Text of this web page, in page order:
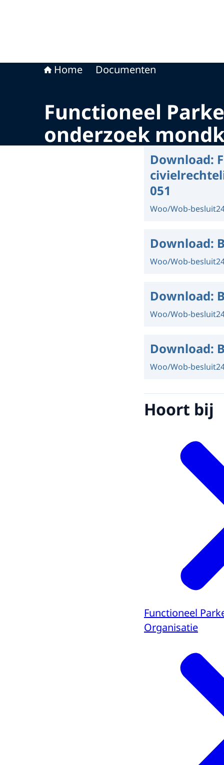
Home Documenten
Functioneel
onderzoek
Download:
051
Woo/Wob-besluit
Download:
Woo/Wob-besluit
Download:
Woo/Wob-besluit
Download:
Woo/Wob-besluit
Hoort bij
Functioneel
Organisatie